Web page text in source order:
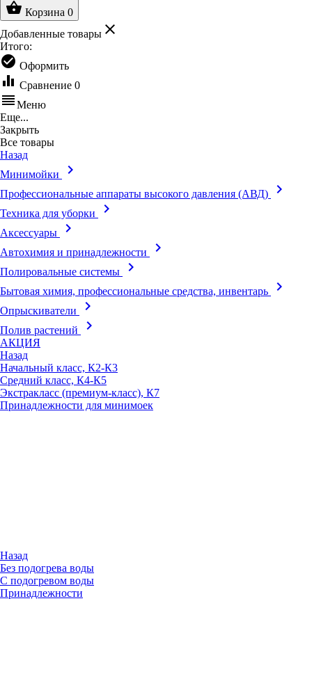
shopping_basket Корзина 0
Добавленные товары clear
Итого:
check_circle Оформить
equalizer Сравнение 0
reorderМеню
Еще...
Закрыть
Все товары
Назад
Минимойки
keyboard_arrow_right
Профессиональные аппараты высокого давления (АВД) keyboard_arrow_right
Техника для уборки keyboard_arrow_right
Аксессуары keyboard_arrow_right
Автохимия и принадлежности keyboard_arrow_right
Полировальные системы keyboard_arrow_right
Бытовая химия, профессиональные средства, инвентарь keyboard_arrow_right
Опрыскиватели keyboard_arrow_right
Полив растений keyboard_arrow_right
АКЦИЯ
Назад
Начальный класс, К2-К3
Средний класс, К4-К5
Экстракласс (премиум-класс), К7
Принадлежности для минимоек
Назад
Без подогрева воды
С подогревом воды
Принадлежности